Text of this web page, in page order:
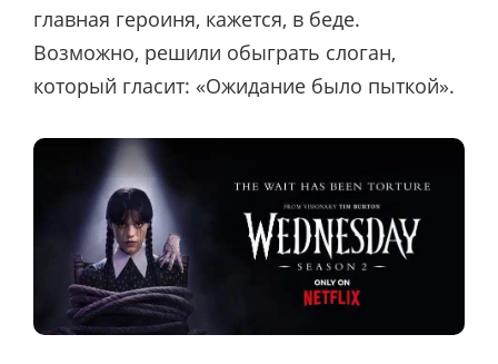
главная героиня, кажется, в беде.
Возможно, решили обыграть слоган,
который гласит: «Ожидание было пыткой».